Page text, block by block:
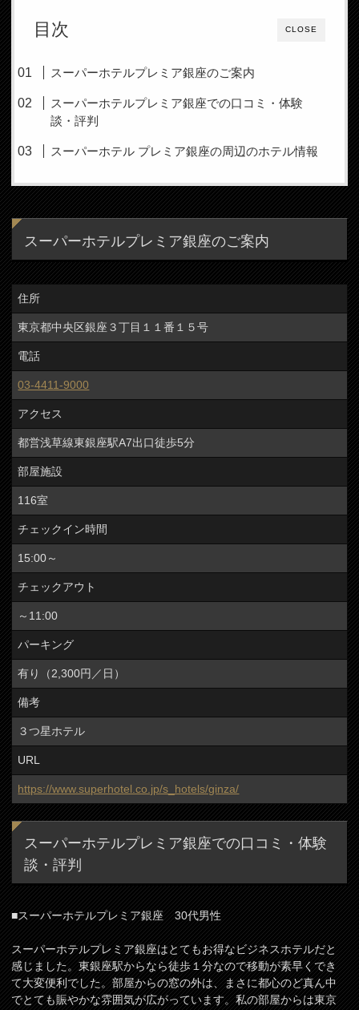
CLOSE
目次
スーパーホテルプレミア銀座のご案内
スーパーホテルプレミア銀座での口コミ・体験
談・評判
スーパーホテル プレミア銀座の周辺のホテル情報
スーパーホテルプレミア銀座のご案内
住所
東京都中央区銀座３丁目１１番１５号
電話
03-4411-9000
アクセス
都営浅草線東銀座駅A7出口徒歩5分
部屋施設
116室
チェックイン時間
15:00～
チェックアウト
～11:00
パーキング
有り（2,300円／日）
備考
３つ星ホテル
URL
https://www.superhotel.co.jp/s_hotels/ginza/
スーパーホテルプレミア銀座での口コミ・体験
談・評判
■スーパーホテルプレミア銀座 30代男性
スーパーホテルプレミア銀座はとてもお得なビジネスホテルだと
感じました。東銀座駅からなら徒歩１分なので移動が素早くでき
て大変便利でした。部屋からの窓の外は、まさに都心のど真ん中
でとても賑やかな雰囲気が広がっています。私の部屋からは東京